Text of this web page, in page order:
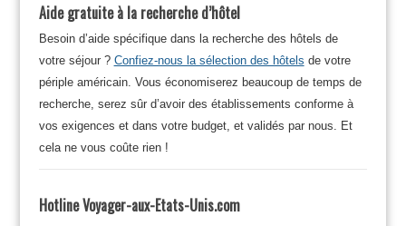
Aide gratuite à la recherche d’hôtel
Besoin d’aide spécifique dans la recherche des hôtels de
votre séjour ? Confiez-nous la sélection des hôtels de votre
périple américain. Vous économiserez beaucoup de temps de
recherche, serez sûr d’avoir des établissements conforme à
vos exigences et dans votre budget, et validés par nous. Et
cela ne vous coûte rien !
Hotline Voyager-aux-Etats-Unis.com